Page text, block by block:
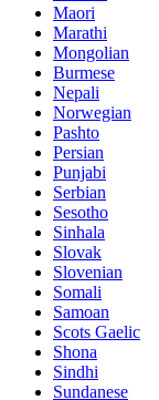
Maori
Marathi
Mongolian
Burmese
Nepali
Norwegian
Pashto
Persian
Punjabi
Serbian
Sesotho
Sinhala
Slovak
Slovenian
Somali
Samoan
Scots Gaelic
Shona
Sindhi
Sundanese